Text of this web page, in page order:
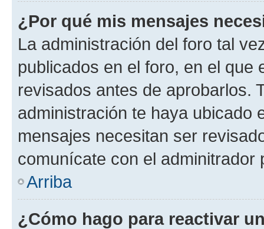
¿Por qué mis mensajes
La administración del foro tal
publicados en el foro, en el
revisados antes de aprobarlos.
administración te haya ubicado
mensajes necesitan ser
comunícate con el
Arriba
¿Cómo hago para reactivar